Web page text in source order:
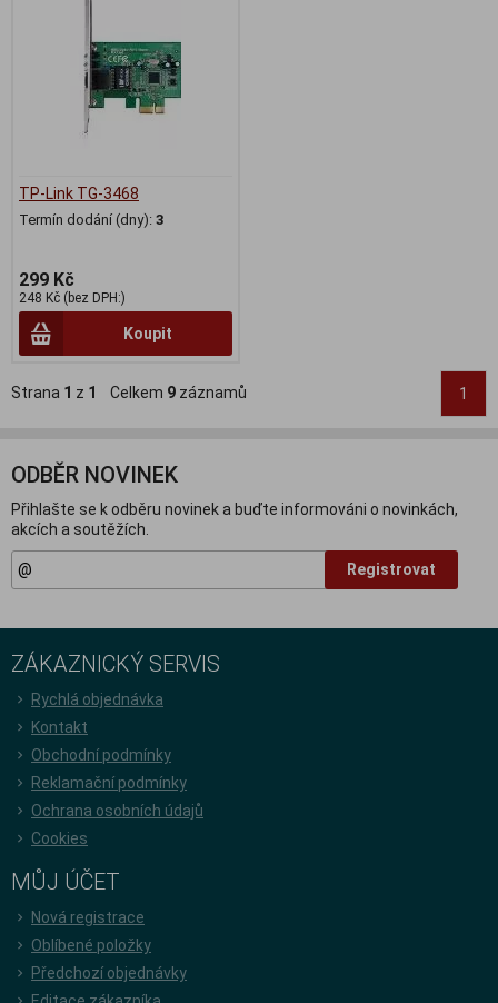
TP-Link TG-3468
Termín dodání (dny): 3
299 Kč
248 Kč (bez DPH:)
Koupit
Strana 1 z 1 Celkem 9 záznamů 1
ODBĚR NOVINEK
Přihlašte se k odběru novinek a buďte informováni o novinkách,
akcích a soutěžích.
Registrovat
ZÁKAZNICKÝ SERVIS
Rychlá objednávka
Kontakt
Obchodní podmínky
Reklamační podmínky
Ochrana osobních údajů
Cookies
MŮJ ÚČET
Nová registrace
Oblíbené položky
Předchozí objednávky